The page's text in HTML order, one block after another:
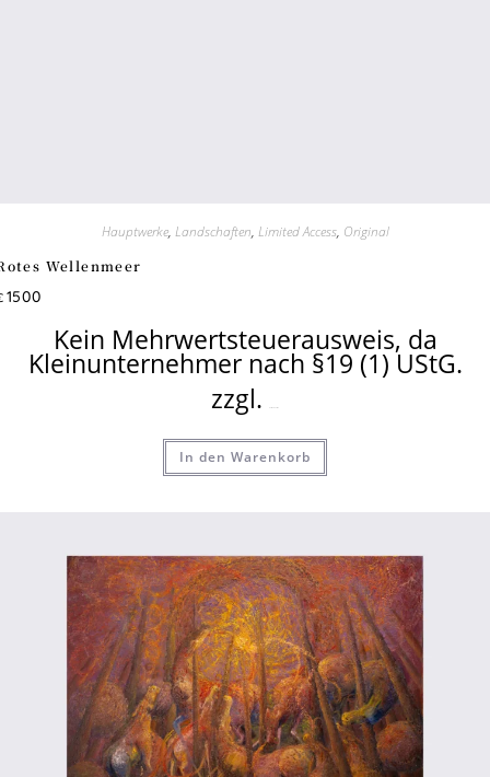
Hauptwerke, Landschaften, Limited Access, Original
Wellenmeer
1500
Kein Mehrwertsteuerausweis, da
Kleinunternehmer nach §19 (1) UStG.
zzgl.
In den Warenkorb